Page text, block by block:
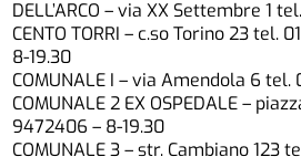
DELL’ARCO – via XX Settembre 1
CENTO TORRI – c.so Torino 23 tel.
8-19.30
COMUNALE I – via Amendola 6 tel.
COMUNALE 2 EX OSPEDALE –
9472406 – 8-19.30
COMUNALE 3 – str. Cambiano 123